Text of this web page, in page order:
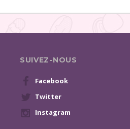
SUIVEZ-NOUS
Facebook
Twitter
Instagram